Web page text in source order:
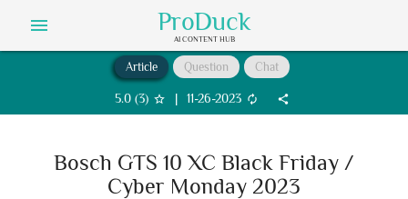
menu ProDuck
AI CONTENT HUB
Article Question Chat
5.0(3) star_border | 11-26-2023 autorenew share
Bosch GTS 10 XC Black Friday /
Cyber Monday 2023